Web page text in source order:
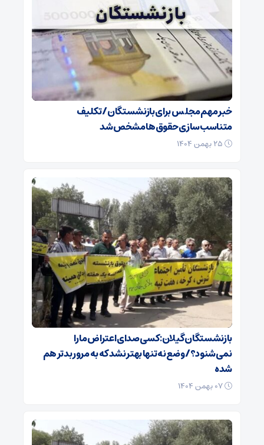
خبر مهم مجلس برای بازنشستگان/ تکلیف
متناسب‌سازی حقوق‌ها مشخص شد
بازنشستگان گیلان: کسی صدای اعتراض ما را
نمی‌شنود؟/ وضع نه تنها بهتر نشد که به مرور بدتر هم
شده